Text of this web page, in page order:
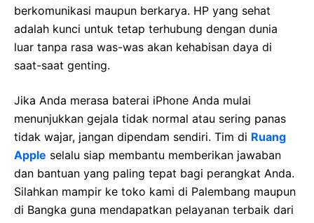
berkomunikasi maupun berkarya. HP yang sehat
adalah kunci untuk tetap terhubung dengan dunia
luar tanpa rasa was-was akan kehabisan daya di
saat-saat genting.
Jika Anda merasa baterai iPhone Anda mulai
menunjukkan gejala tidak normal atau sering panas
tidak wajar, jangan dipendam sendiri. Tim di Ruang
Apple selalu siap membantu memberikan jawaban
dan bantuan yang paling tepat bagi perangkat Anda.
Silahkan mampir ke toko kami di Palembang maupun
di Bangka guna mendapatkan pelayanan terbaik dari